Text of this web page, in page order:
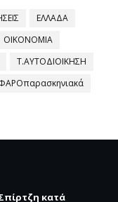
ΕΛΛΑΔΑ
ΟΙΚΟΝΟΜΙΑ
Τ.ΑΥΤΟΔΙΟΙΚΗΣΗ
κατά